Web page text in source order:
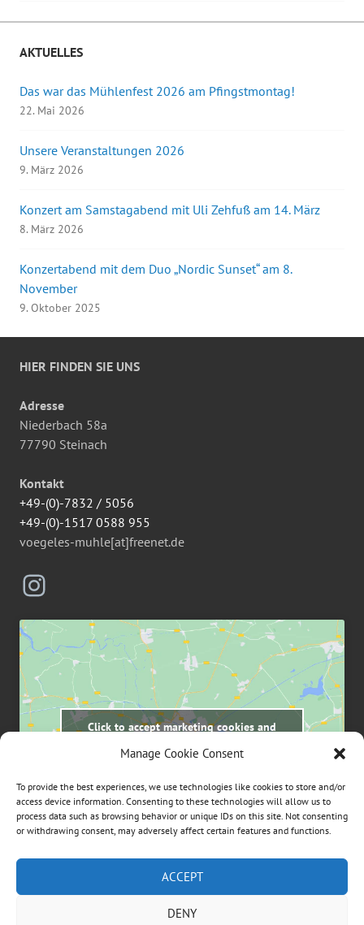
Manage Cookie Consent
To provide the best experiences, we use technologies like cookies to store and/or
access device information. Consenting to these technologies will allow us to
process data such as browsing behavior or unique IDs on this site. Not consenting
or withdrawing consent, may adversely affect certain features and functions.
ACCEPT
DENY
AKTUELLES
Das war das Mühlenfest 2026 am Pfingstmontag!
22. Mai 2026
Unsere Veranstaltungen 2026
9. März 2026
Konzert am Samstagabend mit Uli Zehfuß am 14. März
8. März 2026
Konzertabend mit dem Duo „Nordic Sunset“ am 8.
November
9. Oktober 2025
HIER FINDEN SIE UNS
Adresse
Niederbach 58a
77790 Steinach
Kontakt
+49-(0)-7832 / 5056
+49-(0)-1517 0588 955
voegeles-muhle[at]freenet.de
Instagram
Click to accept marketing cookies and
Suchen